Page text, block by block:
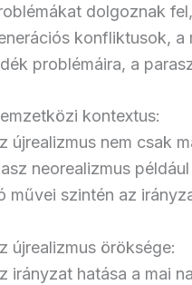
dolgoznak
konfliktusok, a
problémáira, a
kontextus:
újrealizmus nem csak
neorealizmus
művei szintén az
újrealizmus öröksége:
irányzat hatása a mai